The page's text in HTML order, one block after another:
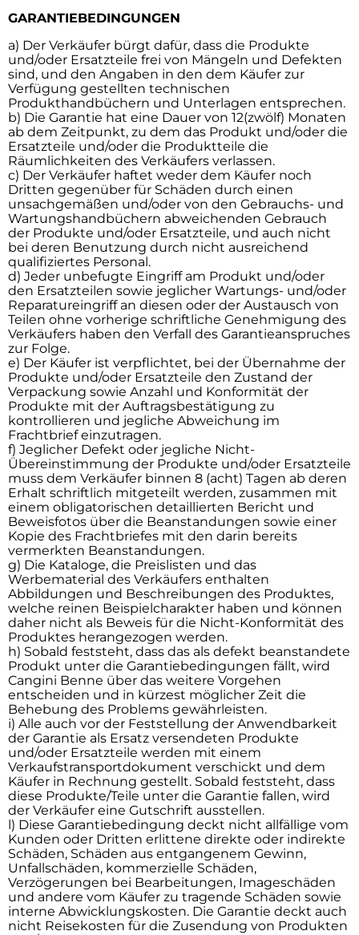
GARANTIEBEDINGUNGEN
a) Der Verkäufer bürgt dafür, dass die Produkte
und/oder Ersatzteile frei von Mängeln und Defekten
sind, und den Angaben in den dem Käufer zur
Verfügung gestellten technischen
Produkthandbüchern und Unterlagen entsprechen.
b) Die Garantie hat eine Dauer von 12(zwölf) Monaten
ab dem Zeitpunkt, zu dem das Produkt und/oder die
Ersatzteile und/oder die Produktteile die
Räumlichkeiten des Verkäufers verlassen.
c) Der Verkäufer haftet weder dem Käufer noch
Dritten gegenüber für Schäden durch einen
unsachgemäßen und/oder von den Gebrauchs- und
Wartungshandbüchern abweichenden Gebrauch
der Produkte und/oder Ersatzteile, und auch nicht
bei deren Benutzung durch nicht ausreichend
qualifiziertes Personal.
d) Jeder unbefugte Eingriff am Produkt und/oder
den Ersatzteilen sowie jeglicher Wartungs- und/oder
Reparatureingriff an diesen oder der Austausch von
Teilen ohne vorherige schriftliche Genehmigung des
Verkäufers haben den Verfall des Garantieanspruches
zur Folge.
e) Der Käufer ist verpflichtet, bei der Übernahme der
Produkte und/oder Ersatzteile den Zustand der
Verpackung sowie Anzahl und Konformität der
Produkte mit der Auftragsbestätigung zu
kontrollieren und jegliche Abweichung im
Frachtbrief einzutragen.
f) Jeglicher Defekt oder jegliche Nicht-
Übereinstimmung der Produkte und/oder Ersatzteile
muss dem Verkäufer binnen 8 (acht) Tagen ab deren
Erhalt schriftlich mitgeteilt werden, zusammen mit
einem obligatorischen detaillierten Bericht und
Beweisfotos über die Beanstandungen sowie einer
Kopie des Frachtbriefes mit den darin bereits
vermerkten Beanstandungen.
g) Die Kataloge, die Preislisten und das
Werbematerial des Verkäufers enthalten
Abbildungen und Beschreibungen des Produktes,
welche reinen Beispielcharakter haben und können
daher nicht als Beweis für die Nicht-Konformität des
Produktes herangezogen werden.
h) Sobald feststeht, dass das als defekt beanstandete
Produkt unter die Garantiebedingungen fällt, wird
Cangini Benne über das weitere Vorgehen
entscheiden und in kürzest möglicher Zeit die
Behebung des Problems gewährleisten.
i) Alle auch vor der Feststellung der Anwendbarkeit
der Garantie als Ersatz versendeten Produkte
und/oder Ersatzteile werden mit einem
Verkaufstransportdokument verschickt und dem
Käufer in Rechnung gestellt. Sobald feststeht, dass
diese Produkte/Teile unter die Garantie fallen, wird
der Verkäufer eine Gutschrift ausstellen.
l) Diese Garantiebedingung deckt nicht allfällige vom
Kunden oder Dritten erlittene direkte oder indirekte
Schäden, Schäden aus entgangenem Gewinn,
Unfallschäden, kommerzielle Schäden,
Verzögerungen bei Bearbeitungen, Imageschäden
und andere vom Käufer zu tragende Schäden sowie
interne Abwicklungskosten. Die Garantie deckt auch
nicht Reisekosten für die Zusendung von Produkten